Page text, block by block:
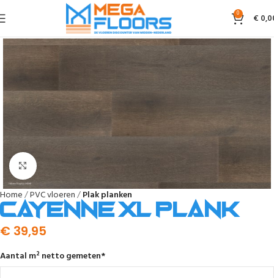
0 €
Home PVC vloeren Plak planken
Cayenne XL Plank
€ 39,95
Aantal m² netto gemeten*
Afbeelding vergroten